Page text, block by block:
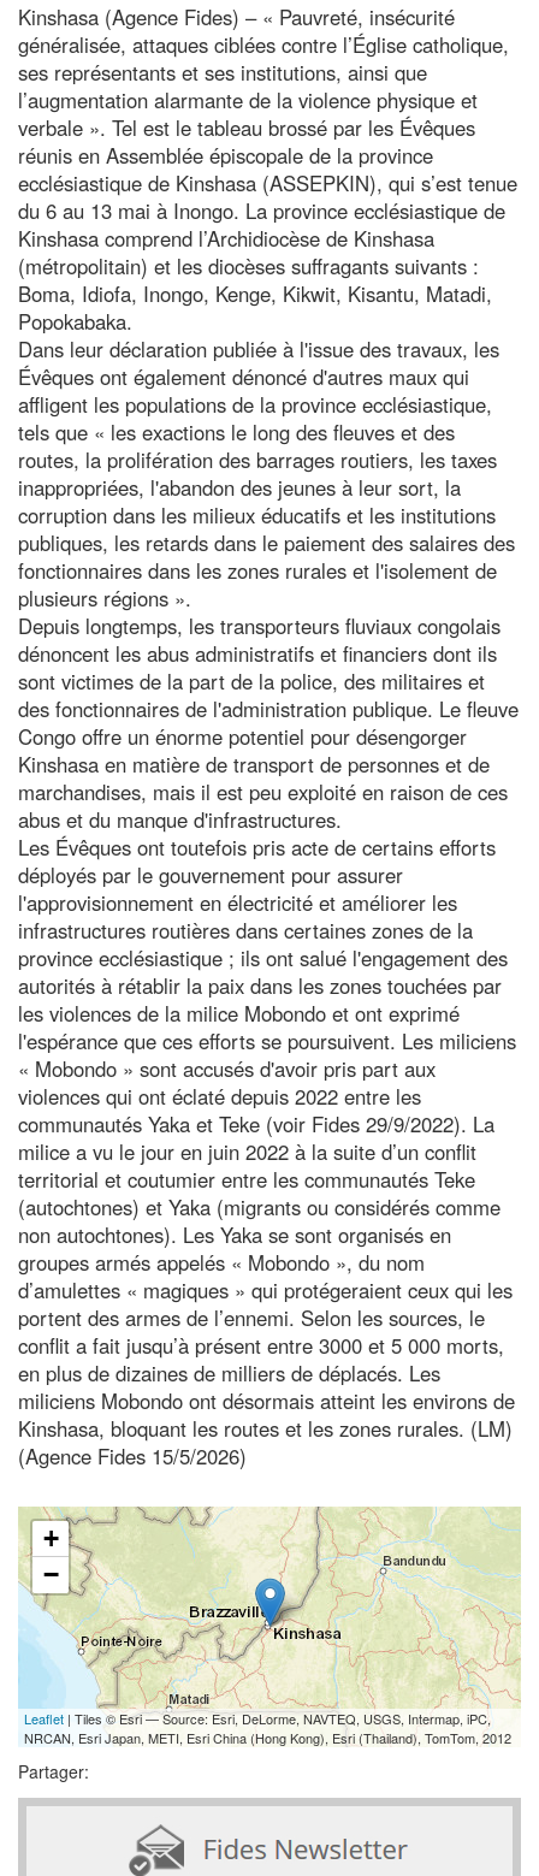
Kinshasa (Agence Fides) – « Pauvreté, insécurité
généralisée, attaques ciblées contre l’Église catholique,
ses représentants et ses institutions, ainsi que
l’augmentation alarmante de la violence physique et
verbale ». Tel est le tableau brossé par les Évêques
réunis en Assemblée épiscopale de la province
ecclésiastique de Kinshasa (ASSEPKIN), qui s’est tenue
du 6 au 13 mai à Inongo. La province ecclésiastique de
Kinshasa comprend l’Archidiocèse de Kinshasa
(métropolitain) et les diocèses suffragants suivants :
Boma, Idiofa, Inongo, Kenge, Kikwit, Kisantu, Matadi,
Popokabaka.
Dans leur déclaration publiée à l'issue des travaux, les
Évêques ont également dénoncé d'autres maux qui
affligent les populations de la province ecclésiastique,
tels que « les exactions le long des fleuves et des
routes, la prolifération des barrages routiers, les taxes
inappropriées, l'abandon des jeunes à leur sort, la
corruption dans les milieux éducatifs et les institutions
publiques, les retards dans le paiement des salaires des
fonctionnaires dans les zones rurales et l'isolement de
plusieurs régions ».
Depuis longtemps, les transporteurs fluviaux congolais
dénoncent les abus administratifs et financiers dont ils
sont victimes de la part de la police, des militaires et
des fonctionnaires de l'administration publique. Le fleuve
Congo offre un énorme potentiel pour désengorger
Kinshasa en matière de transport de personnes et de
marchandises, mais il est peu exploité en raison de ces
abus et du manque d'infrastructures.
Les Évêques ont toutefois pris acte de certains efforts
déployés par le gouvernement pour assurer
l'approvisionnement en électricité et améliorer les
infrastructures routières dans certaines zones de la
province ecclésiastique ; ils ont salué l'engagement des
autorités à rétablir la paix dans les zones touchées par
les violences de la milice Mobondo et ont exprimé
l'espérance que ces efforts se poursuivent. Les miliciens
« Mobondo » sont accusés d'avoir pris part aux
violences qui ont éclaté depuis 2022 entre les
communautés Yaka et Teke (voir Fides 29/9/2022). La
milice a vu le jour en juin 2022 à la suite d’un conflit
territorial et coutumier entre les communautés Teke
(autochtones) et Yaka (migrants ou considérés comme
non autochtones). Les Yaka se sont organisés en
groupes armés appelés « Mobondo », du nom
d’amulettes « magiques » qui protégeraient ceux qui les
portent des armes de l’ennemi. Selon les sources, le
conflit a fait jusqu’à présent entre 3000 et 5 000 morts,
en plus de dizaines de milliers de déplacés. Les
miliciens Mobondo ont désormais atteint les environs de
Kinshasa, bloquant les routes et les zones rurales. (LM)
(Agence Fides 15/5/2026)
+
−
Leaflet | Tiles © Esri — Source: Esri, DeLorme, NAVTEQ, USGS, Intermap, iPC,
NRCAN, Esri Japan, METI, Esri China (Hong Kong), Esri (Thailand), TomTom, 2012
Partager: